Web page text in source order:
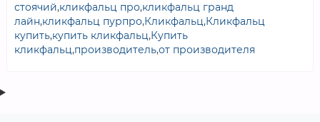
стоячий,кликфальц про,кликфальц гранд
лайн,кликфальц пурпро,Кликфальц,Кликфальц
купить,купить кликфальц,Купить
кликфальц,производитель,от производителя